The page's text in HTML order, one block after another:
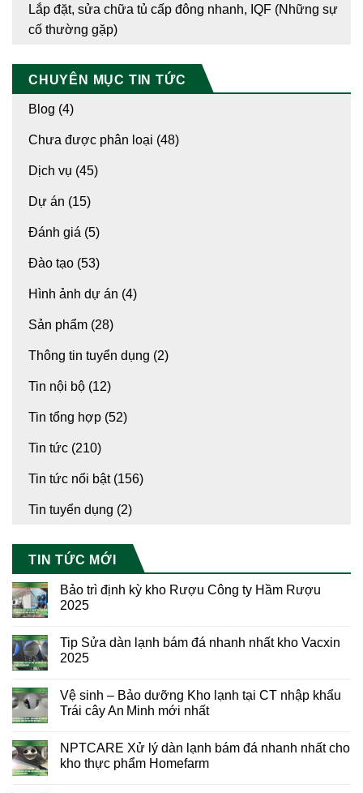
Lắp đặt, sửa chữa tủ cấp đông nhanh, IQF (Những sự
cố thường gặp)
CHUYÊN MỤC TIN TỨC
Blog (4)
Chưa được phân loại (48)
Dịch vụ (45)
Dự án (15)
Đánh giá (5)
Đào tạo (53)
Hình ảnh dự án (4)
Sản phẩm (28)
Thông tin tuyển dụng (2)
Tin nội bộ (12)
Tin tổng hợp (52)
Tin tức (210)
Tin tức nổi bật(156)
Tin tuyển dụng (2)
TIN TỨC MỚI
Bảo trì định kỳ kho Rượu Công ty Hầm Rượu
2025
Tip Sửa dàn lạnh bám đá nhanh nhất kho Vacxin
2025
Vệ sinh – Bảo dưỡng Kho lạnh tại CT nhập khẩu
Trái cây An Minh mới nhất
NPTCARE Xử lý dàn lạnh bám đá nhanh nhất cho
kho thực phẩm Homefarm